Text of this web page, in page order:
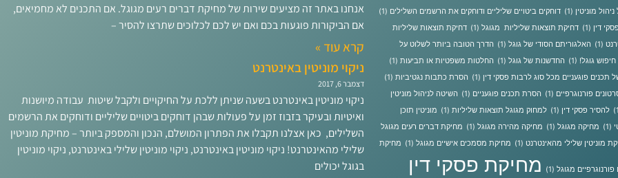
ניהול מוניטין (1) דוחקים ביטויים שליליים ודוחקים את הרשמים השלילים (1)
דין (1) דחיקת תוצאות שליליות מגוגל (1)
דחיקת תוצאות שליליות
(1) האלגוריתם הסודי של גוגל (1)
הדרך הטובה ביותר לשלוט על
גוגל! (1) החדשנות של גוגל (1) החלטות משפטיות או תביעות (1)
תכנים פוגעניים מכל סוג לרבות פסקי דין (1) הסרת כתבות נגטיביות (1)
פורנוגרפיים (1) הסרת תכנים פוגעניים (1)
השיטה לניהול מוניטין
להסיר פסקי דין (1) למחוק מגוגל תוצאות שליליות (1)
מוניטין תוכן
(1) מחיקה מגוגל (1) מחיקה מהירה מגוגל (1)
מחיקת דברים רעים מגוגל
מוניטין שלילי מהאינטרנט (1) מחיקת מסמכים אישיים מגוגל (1) מחיקת
פורנוגרפיים מגוגל (1)
מחיקת פסקי דין
אנחנו באתר זה מציעים שירות של מחיקת דברים רעים מגוגל. אם התכנים לא מחמיאים,
אם הביקורות פוגעות בכם ואם יש לכם לכלוכים שתרצו להסיר –
קרא עוד »
ניקוי מוניטין באינטרנט
דצמבר 6, 2017
ניקוי מוניטין באינטרנט בשעה שניתן ללכת על החיקויים ולקבל שיטות עבודה מיושנות
ואיטיות ובעיקר בזבוז זמן על פעולות שבהן דוחקים ביטויים שליליים ודוחקים את הרשמים
השלילים, כאן אצלנו תקבלו את הפתרון המושלם, הנכון והמספק ביותר – מחיקת מוניטין
שלילי מהאינטרנט! ניקוי מוניטין באינטרנט, ניקוי מוניטין שלילי באינטרנט, ניקוי מוניטין
בגוגל יכולים